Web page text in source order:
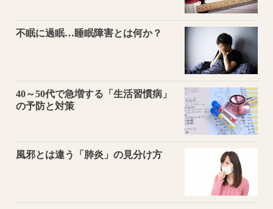
不眠に過眠…睡眠障害とは何か？
40～50代で急増する「生活習慣病」
の予防と対策
風邪とは違う「肺炎」の見分け方